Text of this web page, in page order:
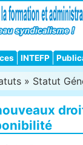
INTEFP
» Statut